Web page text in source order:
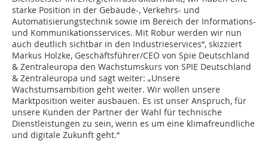
starke Position in der Gebäude-, Verkehrs- und
Automatisierungstechnik sowie im Bereich der Informations-
und Kommunikationsservices. Mit Robur werden wir nun
auch deutlich sichtbar in den Industrieservices“, skizziert
Markus Holzke, Geschäftsführer/CEO von Spie Deutschland
& Zentraleuropa den Wachstumskurs von SPIE Deutschland
& Zentraleuropa und sagt weiter: „Unsere
Wachstumsambition geht weiter. Wir wollen unsere
Marktposition weiter ausbauen. Es ist unser Anspruch, für
unsere Kunden der Partner der Wahl für technische
Dienstleistungen zu sein, wenn es um eine klimafreundliche
und digitale Zukunft geht.“